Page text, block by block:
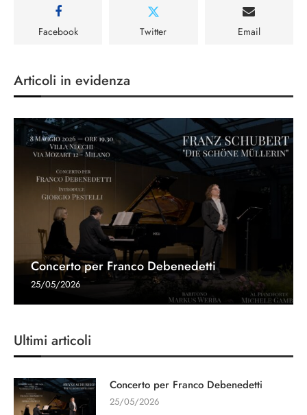
Facebook Twitter Email
Articoli in evidenza
Concerto per Franco Debenedetti
25/05/2026
Ultimi articoli
Concerto per Franco Debenedetti
25/05/2026